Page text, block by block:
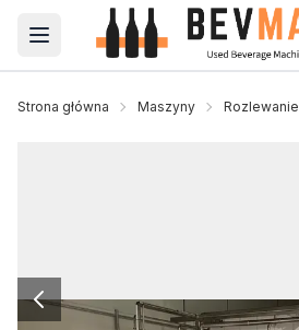
Open main menu
Strona główna Maszyny Rozlewanie